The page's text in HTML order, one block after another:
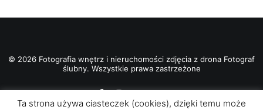
© 2026 Fotografia wnętrz i nieruchomości zdjęcia z drona Fotograf
ślubny. Wszystkie prawa zastrzeżone
Ta strona używa ciasteczek (cookies), dzięki temu może